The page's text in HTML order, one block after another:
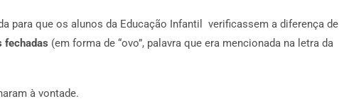
para que os alunos da Educação Infantil verificassem a diferença de
fechadas (em forma de “ovo”, palavra que era mencionada na letra da
à vontade.